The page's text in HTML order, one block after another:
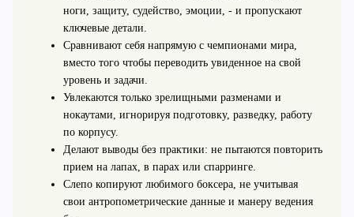
ноги, защиту, судейство, эмоции, - и пропускают
ключевые детали.
Сравнивают себя напрямую с чемпионами мира,
вместо того чтобы переводить увиденное на свой
уровень и задачи.
Увлекаются только зрелищными разменами и
нокаутами, игнорируя подготовку, разведку, работу
по корпусу.
Делают выводы без практики: не пытаются повторить
прием на лапах, в парах или спарринге.
Слепо копируют любимого боксера, не учитывая
свои антропометрические данные и манеру ведения